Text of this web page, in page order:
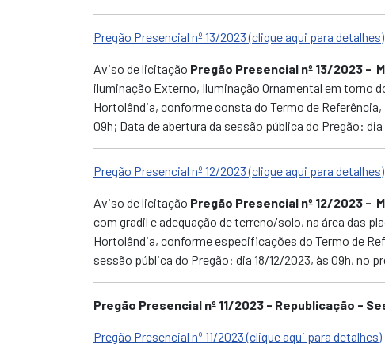
Pregão Presencial nº 13/2023 (clique aqui para detalhes)
Aviso de licitação Pregão Presencial nº 13/2023 -
iluminação Externo, Iluminação Ornamental em torno
Hortolândia, conforme consta do Termo de
09h; Data de abertura da sessão pública do Pregão: dia
Pregão Presencial nº 12/2023 (clique aqui para detalhes)
Aviso de licitação Pregão Presencial nº 12/2023 -
com gradil e adequação de terreno/solo, na área das
Hortolândia, conforme especificações do Termo de
sessão pública do Pregão: dia 18/12/2023, às 09h, no
Pregão Presencial nº 11/2023 - Republicação -
Pregão Presencial nº 11/2023 (clique aqui para detalhes)